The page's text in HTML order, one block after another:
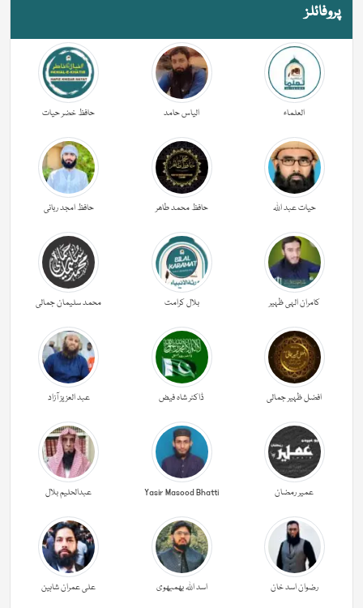
پروفائلز
العلماء الیاس حامد حافظ خضر حیات
حیات عبد اللہ حافظ محمد طاھر حافظ امجد ربانی
کامران الہی ظہیر بلال کرامت محمد سلیمان جمالی
افضل ظہیر جمالی ڈاکٹر شاہ فیض عبد العزیز آزاد
عمیر رمضان Yasir Masood Bhatti عبدالحليم بلال
رضوان اسد خان اسد اللہ بھمبھوی علی عمران شاہین